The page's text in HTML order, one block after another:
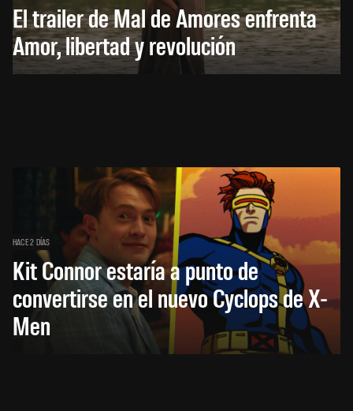
El trailer de Mal de Amores enfrenta
Amor, libertad y revolución
HACE 2 DÍAS
Kit Connor estaría a punto de
convertirse en el nuevo Cyclops de X-
Men